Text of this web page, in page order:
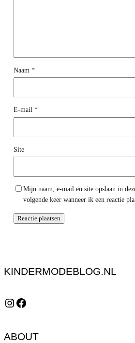
Naam *
E-mail *
Site
Mijn naam, e-mail en site opslaan in
volgende keer wanneer ik een reactie
KINDERMODEBLOG.NL
Instagram Facebook
ABOUT